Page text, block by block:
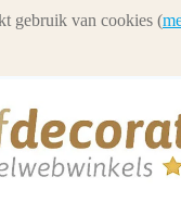
gebruik van cookies (